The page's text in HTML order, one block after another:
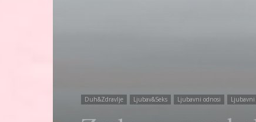
Duh&Zdravlje Ljubav&Seks Ljubavni odnosi